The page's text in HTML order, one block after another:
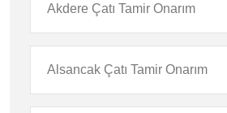
Akdere Çatı Tamir Onarım
Alsancak Çatı Tamir Onarım